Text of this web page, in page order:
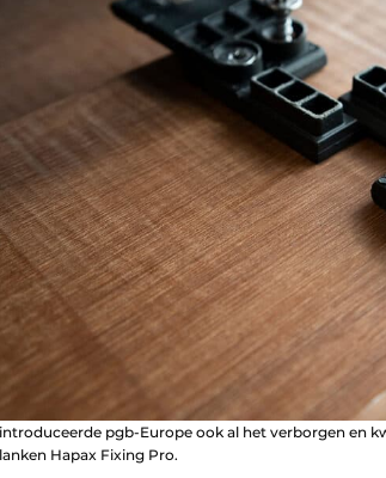
pgb-Europe ook al het verborgen en
Hapax Fixing Pro.